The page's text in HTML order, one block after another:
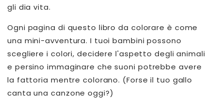
gli dia vita.
Ogni pagina di questo libro da colorare è come
una mini-avventura. I tuoi bambini possono
scegliere i colori, decidere l'aspetto degli animali
e persino immaginare che suoni potrebbe avere
la fattoria mentre colorano. (Forse il tuo gallo
canta una canzone oggi?)